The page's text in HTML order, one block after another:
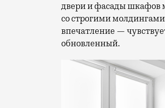
двери и фасады шкафов
со строгими
впечатление —
обновленный.